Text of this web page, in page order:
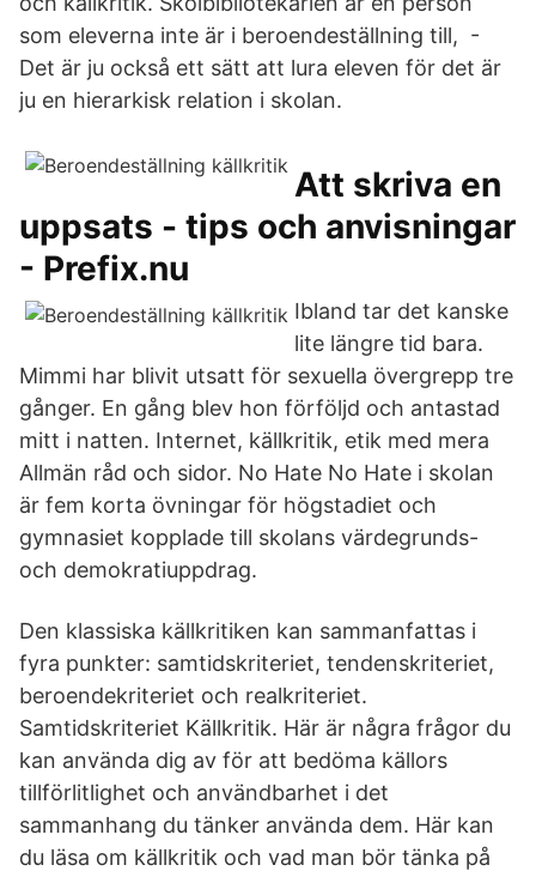
som eleverna inte är i beroendeställning till, -
Det är ju också ett sätt att lura eleven för det är
ju en hierarkisk relation i skolan.
Att skriva en
uppsats - tips och anvisningar
- Prefix.nu
Ibland tar det kanske
lite längre tid bara.
Mimmi har blivit utsatt för sexuella övergrepp tre
gånger. En gång blev hon förföljd och antastad
mitt i natten. Internet, källkritik, etik med mera
Allmän råd och sidor. No Hate No Hate i skolan
är fem korta övningar för högstadiet och
gymnasiet kopplade till skolans värdegrunds-
och demokratiuppdrag.
Den klassiska källkritiken kan sammanfattas i
fyra punkter: samtidskriteriet, tendenskriteriet,
beroendekriteriet och realkriteriet.
Samtidskriteriet Källkritik. Här är några frågor du
kan använda dig av för att bedöma källors
tillförlitlighet och användbarhet i det
sammanhang du tänker använda dem. Här kan
du läsa om källkritik och vad man bör tänka på